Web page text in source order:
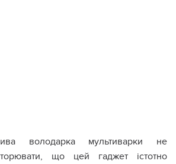
володарка мультиварки не
що цей гаджет істотно